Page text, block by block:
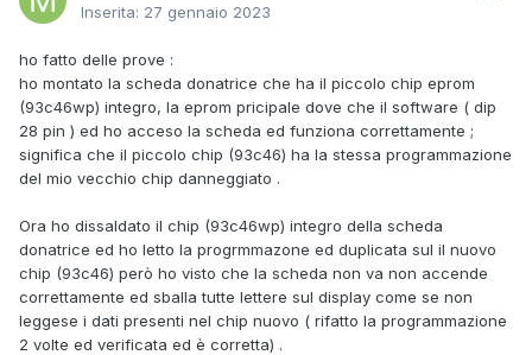
Inserita: 27 gennaio 2023
ho fatto delle prove :
ho montato la scheda donatrice che ha il piccolo chip eprom
(93c46wp) integro, la eprom pricipale dove che il software ( dip
28 pin ) ed ho acceso la scheda ed funziona correttamente ;
significa che il piccolo chip (93c46) ha la stessa programmazione
del mio vecchio chip danneggiato .
Ora ho dissaldato il chip (93c46wp) integro della scheda
donatrice ed ho letto la progrmmazone ed duplicata sul il nuovo
chip (93c46) però ho visto che la scheda non va non accende
correttamente ed sballa tutte lettere sul display come se non
leggese i dati presenti nel chip nuovo ( rifatto la programmazione
2 volte ed verificata ed è corretta) .